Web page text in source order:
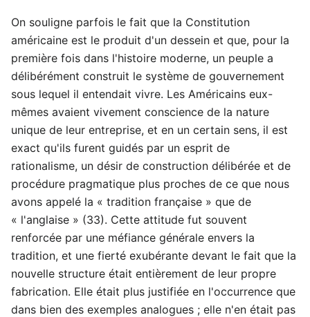
On souligne parfois le fait que la Constitution
américaine est le produit d'un dessein et que, pour la
première fois dans l'histoire moderne, un peuple a
délibérément construit le système de gouvernement
sous lequel il entendait vivre. Les Américains eux-
mêmes avaient vivement conscience de la nature
unique de leur entreprise, et en un certain sens, il est
exact qu'ils furent guidés par un esprit de
rationalisme, un désir de construction délibérée et de
procédure pragmatique plus proches de ce que nous
avons appelé la « tradition française » que de
« l'anglaise » (33). Cette attitude fut souvent
renforcée par une méfiance générale envers la
tradition, et une fierté exubérante devant le fait que la
nouvelle structure était entièrement de leur propre
fabrication. Elle était plus justifiée en l'occurrence que
dans bien des exemples analogues ; elle n'en était pas